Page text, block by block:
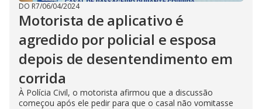
DO R7/06/04/2024
Motorista de aplicativo é
agredido por policial e esposa
depois de desentendimento em
corrida
À Polícia Civil, o motorista afirmou que a discussão
começou após ele pedir para que o casal não vomitasse